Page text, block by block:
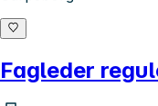
Fagleder